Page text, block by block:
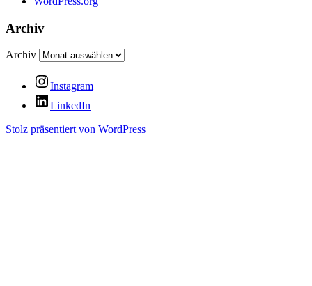
Archiv
Archiv
Instagram
LinkedIn
Stolz präsentiert von WordPress